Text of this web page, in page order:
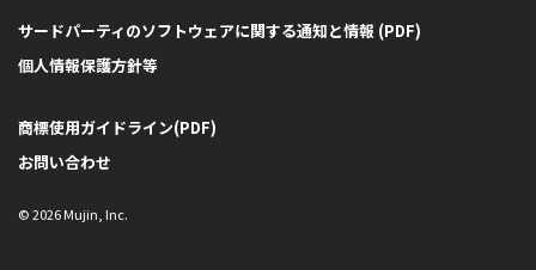
サードパーティのソフトウェアに関する通知と情報 (PDF)
個人情報保護方針等
商標使用ガイドライン(PDF)
お問い合わせ
©2026Mujin, Inc.